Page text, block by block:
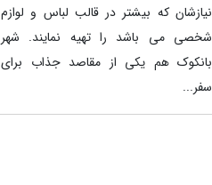
نیازشان که بیشتر در قالب لباس و لوازم
شخصی می باشد را تهیه نمایند. شهر
بانکوک هم یکی از مقاصد جذاب برای
سفر...